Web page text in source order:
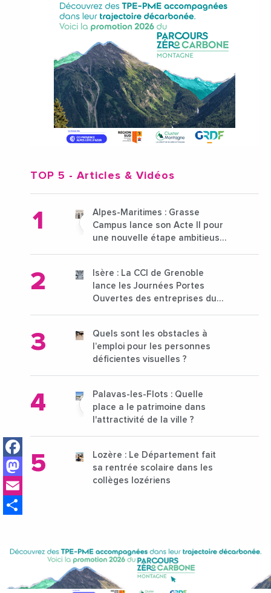
Facebook
Mastodon
TOP 5 - Articles & Vidéos
Alpes-Maritimes : Grasse
Campus lance son Acte II pour
une nouvelle étape ambitieuse
Isère : La CCI de Grenoble
lance les Journées Portes
Ouvertes des entreprises du
Quels sont les obstacles à
l’emploi pour les personnes
déficientes visuelles ?
Palavas-les-Flots : Quelle
place a le patrimoine dans
l'attractivité de la ville ?
Lozère : Le Département fait
sa rentrée scolaire dans les
collèges lozériens